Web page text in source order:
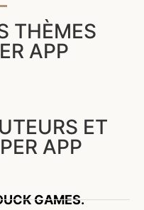
THÈMES
APP
ET
APP
GAMES.